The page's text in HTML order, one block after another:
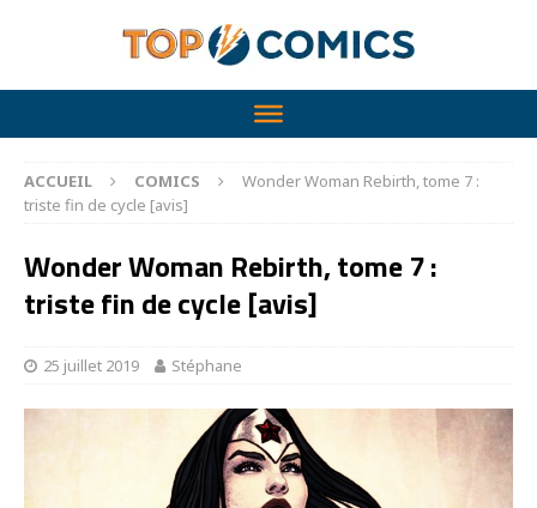
ACCUEIL COMICS
Wonder Woman Rebirth, tome 7 :
triste fin de cycle [avis]
Wonder Woman Rebirth, tome 7 :
triste fin de cycle [avis]
25 juillet 2019 Stéphane